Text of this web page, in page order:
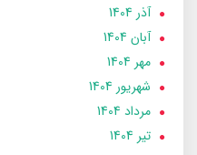
آذر 1404
آبان 1404
مهر 1404
شهریور 1404
مرداد 1404
تير 1404